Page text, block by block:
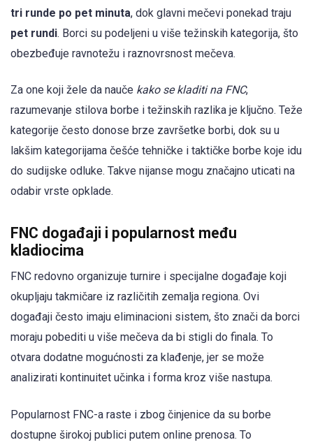
tri runde po pet minuta, dok glavni mečevi ponekad traju
pet rundi. Borci su podeljeni u više težinskih kategorija, što
obezbeđuje ravnotežu i raznovrsnost mečeva.
Za one koji žele da nauče kako se kladiti na FNC,
razumevanje stilova borbe i težinskih razlika je ključno. Teže
kategorije često donose brze završetke borbi, dok su u
lakšim kategorijama češće tehničke i taktičke borbe koje idu
do sudijske odluke. Takve nijanse mogu značajno uticati na
odabir vrste opklade.
FNC događaji i popularnost među
kladiocima
FNC redovno organizuje turnire i specijalne događaje koji
okupljaju takmičare iz različitih zemalja regiona. Ovi
događaji često imaju eliminacioni sistem, što znači da borci
moraju pobediti u više mečeva da bi stigli do finala. To
otvara dodatne mogućnosti za klađenje, jer se može
analizirati kontinuitet učinka i forma kroz više nastupa.
Popularnost FNC-a raste i zbog činjenice da su borbe
dostupne širokoj publici putem online prenosa. To